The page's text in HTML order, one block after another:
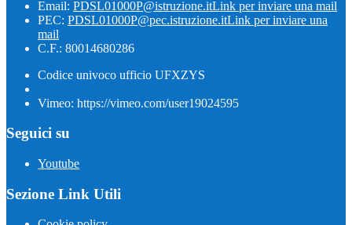
Email: PDSL01000P@istruzione.itLink per inviare una mail
PEC: PDSL01000P@pec.istruzione.itLink per inviare una
mail
C.F.: 80014680286
Codice univoco ufficio UFXZYS
Vimeo: https://vimeo.com/user19024595
Seguici su
Youtube
Sezione Link Utili